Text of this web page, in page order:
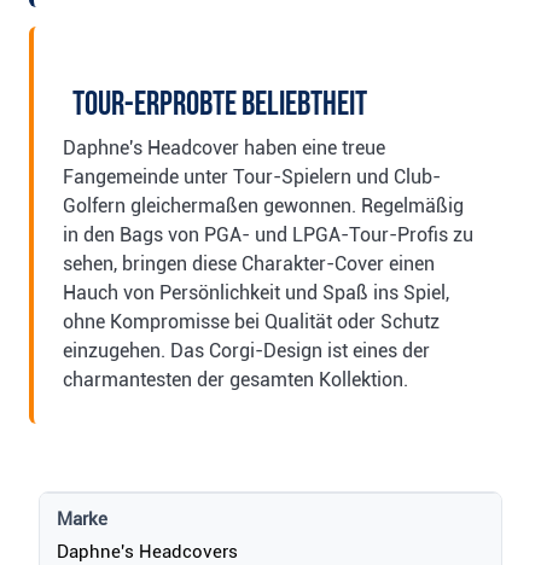
Tour-erprobte Beliebtheit
Daphne's Headcover haben eine treue
Fangemeinde unter Tour-Spielern und Club-
Golfern gleichermaßen gewonnen. Regelmäßig
in den Bags von PGA- und LPGA-Tour-Profis zu
sehen, bringen diese Charakter-Cover einen
Hauch von Persönlichkeit und Spaß ins Spiel,
ohne Kompromisse bei Qualität oder Schutz
einzugehen. Das Corgi-Design ist eines der
charmantesten der gesamten Kollektion.
Marke
Daphne's Headcovers